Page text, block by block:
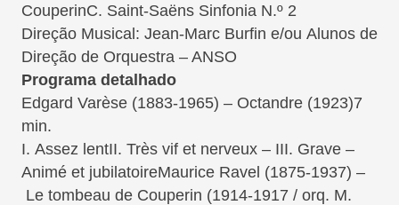
CouperinC. Saint-Saëns Sinfonia N.º 2
Direção Musical: Jean-Marc Burfin e/ou Alunos de
Direção de Orquestra – ANSO
Programa detalhado
Edgard Varèse (1883-1965) – Octandre (1923)7
min.
I. Assez lentII. Très vif et nerveux – III. Grave –
Animé et jubilatoireMaurice Ravel (1875-1937) –
Le tombeau de Couperin (1914-1917 / orq. M.